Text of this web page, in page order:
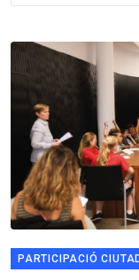
PARTICIPACIÓ